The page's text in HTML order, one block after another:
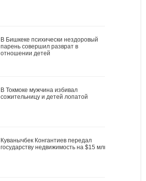
В Бишкеке психически нездоровый
парень совершил разврат в
отношении детей
В Токмоке мужчина избивал
сожительницу и детей лопатой
Куванычбек Конгантиев передал
государству недвижимость на $15 млн